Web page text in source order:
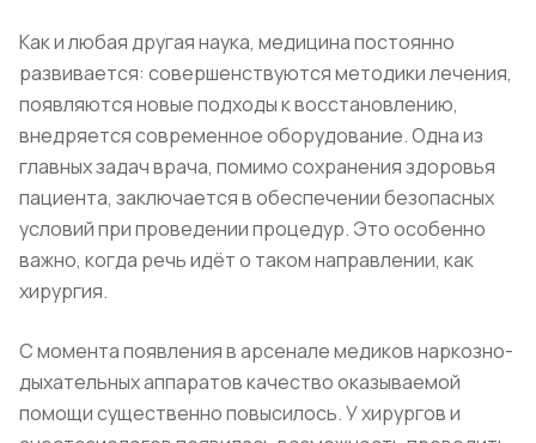
Как и любая другая наука, медицина постоянно
развивается: совершенствуются методики лечения,
появляются новые подходы к восстановлению,
внедряется современное оборудование. Одна из
главных задач врача, помимо сохранения здоровья
пациента, заключается в обеспечении безопасных
условий при проведении процедур. Это особенно
важно, когда речь идёт о таком направлении, как
хирургия.
С момента появления в арсенале медиков наркозно-
дыхательных аппаратов качество оказываемой
помощи существенно повысилось. У хирургов и